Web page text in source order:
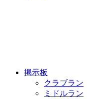
掲示板
クラブラン
ミドルラン